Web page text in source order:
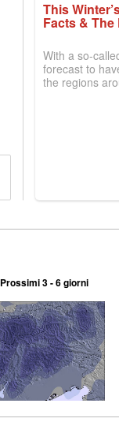
This
Facts & The
With a so-
forecast to
the regions
Prossimi 3 - 6 giorni